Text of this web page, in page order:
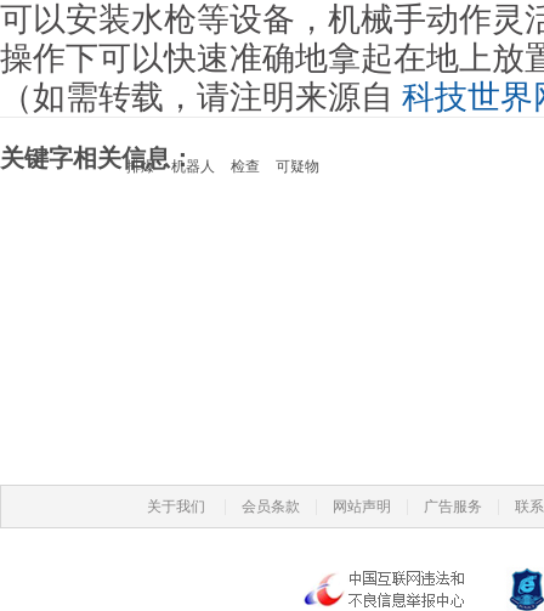
可以安装水枪等设备，机械手动作灵
操作下可以快速准确地拿起在地上放
（如需转载，请注明来源自 科技世界
关键字相关信息：
排爆 机器人 检查 可疑物
关于我们 会员条款 网站声明 广告服务 联